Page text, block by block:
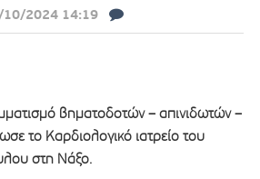
2024 14:19
βηματοδοτών – απινιδωτών –
το Καρδιολογικό ιατρείο του
στη Νάξο.